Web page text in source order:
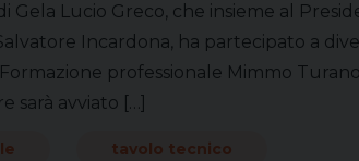
Lucio Greco, che insieme al
Incardona, ha partecipato a
professionale Mimmo
sarà avviato […]
tavolo tecnico